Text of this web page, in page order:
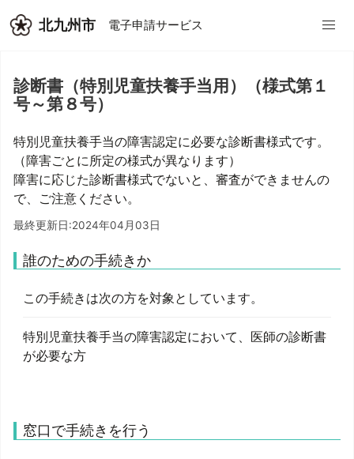
北九州市 電子申請サービス
診断書（特別児童扶養手当用）（様式第１
号～第８号）
特別児童扶養手当の障害認定に必要な診断書様式です。
（障害ごとに所定の様式が異なります）
障害に応じた診断書様式でないと、審査ができませんの
で、ご注意ください。
最終更新日:2024年04月03日
誰のための手続きか
この手続きは次の方を対象としています。
特別児童扶養手当の障害認定において、医師の診断書
が必要な方
窓口で手続きを行う